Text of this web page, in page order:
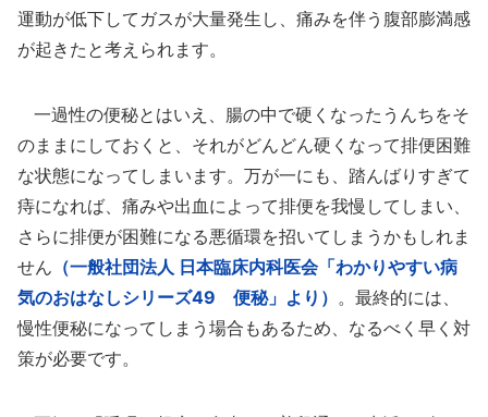
運動が低下してガスが大量発生し、痛みを伴う腹部膨満感
が起きたと考えられます。
一過性の便秘とはいえ、腸の中で硬くなったうんちをそ
のままにしておくと、それがどんどん硬くなって排便困難
な状態になってしまいます。万が一にも、踏んばりすぎて
痔になれば、痛みや出血によって排便を我慢してしまい、
さらに排便が困難になる悪循環を招いてしまうかもしれま
せん （一般社団法人 日本臨床内科医会「わかりやすい病
気のおはなしシリーズ49 便秘」より） 。最終的には、
慢性便秘になってしまう場合もあるため、なるべく早く対
策が必要です。